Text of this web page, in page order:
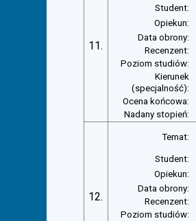
11.
Student:
Opiekun:
Data obrony:
Recenzent:
Poziom studiów:
Kierunek
(specjalność):
Ocena końcowa:
Nadany stopień:
12.
Temat:
Student:
Opiekun:
Data obrony:
Recenzent:
Poziom studiów: